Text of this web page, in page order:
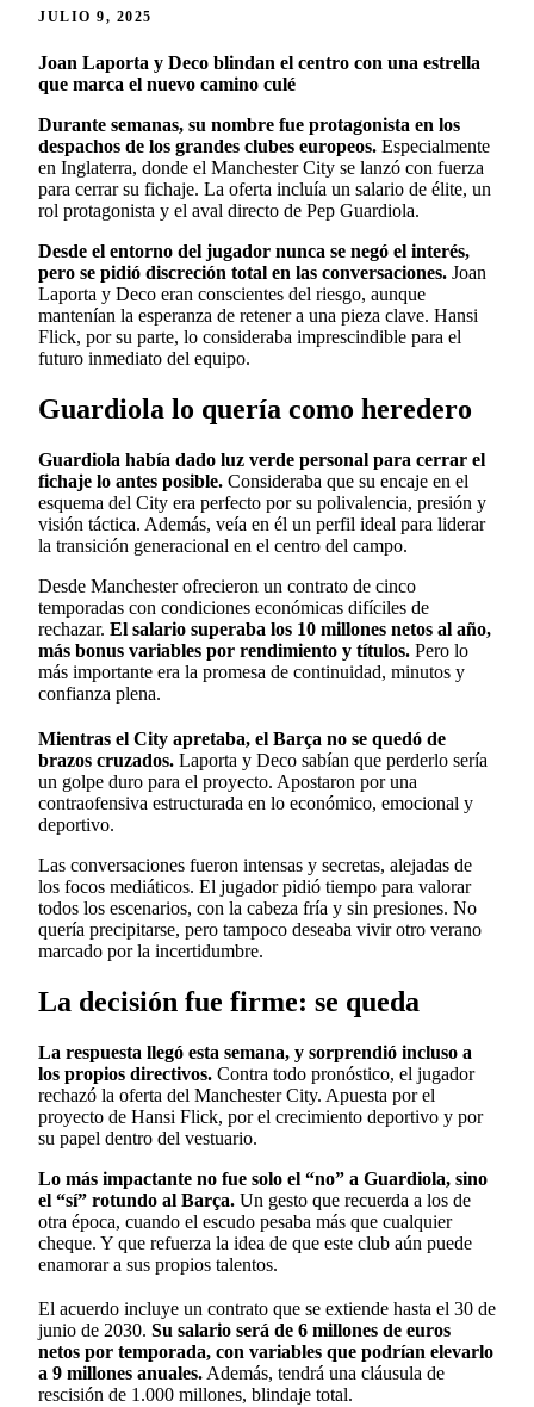
JULIO 9, 2025
Joan Laporta y Deco blindan el centro con una estrella
que marca el nuevo camino culé
Durante semanas, su nombre fue protagonista en los
despachos de los grandes clubes europeos. Especialmente
en Inglaterra, donde el Manchester City se lanzó con fuerza
para cerrar su fichaje. La oferta incluía un salario de élite, un
rol protagonista y el aval directo de Pep Guardiola.
Desde el entorno del jugador nunca se negó el interés,
pero se pidió discreción total en las conversaciones. Joan
Laporta y Deco eran conscientes del riesgo, aunque
mantenían la esperanza de retener a una pieza clave. Hansi
Flick, por su parte, lo consideraba imprescindible para el
futuro inmediato del equipo.
Guardiola lo quería como heredero
Guardiola había dado luz verde personal para cerrar el
fichaje lo antes posible. Consideraba que su encaje en el
esquema del City era perfecto por su polivalencia, presión y
visión táctica. Además, veía en él un perfil ideal para liderar
la transición generacional en el centro del campo.
Desde Manchester ofrecieron un contrato de cinco
temporadas con condiciones económicas difíciles de
rechazar. El salario superaba los 10 millones netos al año,
más bonus variables por rendimiento y títulos. Pero lo
más importante era la promesa de continuidad, minutos y
confianza plena.
Mientras el City apretaba, el Barça no se quedó de
brazos cruzados. Laporta y Deco sabían que perderlo sería
un golpe duro para el proyecto. Apostaron por una
contraofensiva estructurada en lo económico, emocional y
deportivo.
Las conversaciones fueron intensas y secretas, alejadas de
los focos mediáticos. El jugador pidió tiempo para valorar
todos los escenarios, con la cabeza fría y sin presiones. No
quería precipitarse, pero tampoco deseaba vivir otro verano
marcado por la incertidumbre.
La decisión fue firme: se queda
La respuesta llegó esta semana, y sorprendió incluso a
los propios directivos. Contra todo pronóstico, el jugador
rechazó la oferta del Manchester City. Apuesta por el
proyecto de Hansi Flick, por el crecimiento deportivo y por
su papel dentro del vestuario.
Lo más impactante no fue solo el “no” a Guardiola, sino
el “sí” rotundo al Barça. Un gesto que recuerda a los de
otra época, cuando el escudo pesaba más que cualquier
cheque. Y que refuerza la idea de que este club aún puede
enamorar a sus propios talentos.
El acuerdo incluye un contrato que se extiende hasta el 30 de
junio de 2030. Su salario será de 6 millones de euros
netos por temporada, con variables que podrían elevarlo
a 9 millones anuales.Además, tendrá una cláusula de
rescisión de 1.000 millones, blindaje total.